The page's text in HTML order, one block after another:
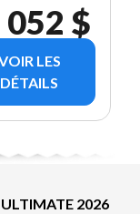
052 $
LES
DÉTAILS
2026